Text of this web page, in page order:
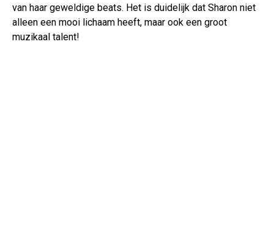
van haar geweldige beats. Het is duidelijk dat Sharon niet
alleen een mooi lichaam heeft, maar ook een groot
muzikaal talent!